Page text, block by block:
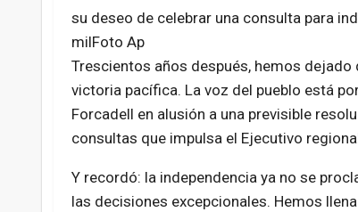
su deseo de celebrar una consulta para
milFoto Ap
Trescientos años después, hemos
victoria pacífica. La voz del pueblo está
Forcadell en alusión a una previsible
consultas que impulsa el Ejecutivo
Y recordó: la independencia ya no se
las decisiones excepcionales. Hemos